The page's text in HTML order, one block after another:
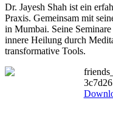
Dr. Jayesh Shah ist ein
Praxis. Gemeinsam mit
in Mumbai. Seine
innere Heilung durch
transformative Tools.